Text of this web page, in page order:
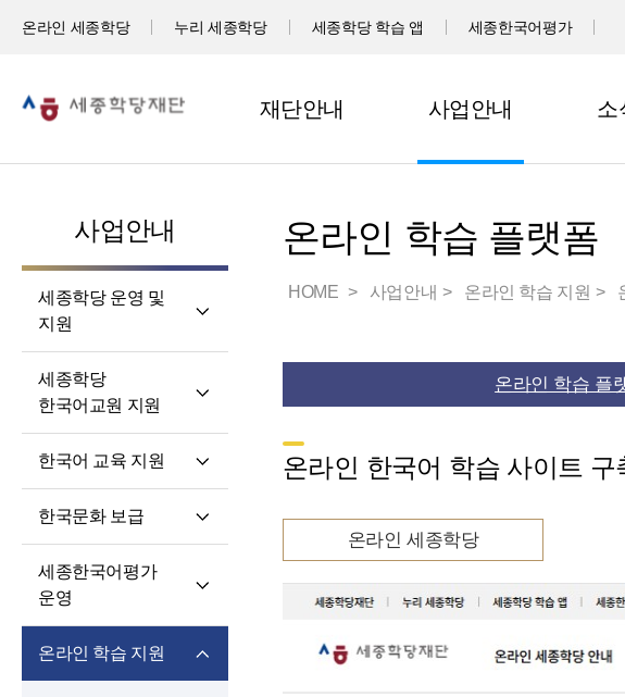
온라인 세종학당 누리 세종학당 세종학당 학습 앱 세종한국어평가
재단안내 사업안내 소
사업안내
세종학당 운영 및
지원
세종학당 신규 지정
세종학당 운영 지원
세종학당
한국어교원 지원
한국어교원의 직무와
핵심 역량
교원 전문성 강화
파견교원 지원
한국어 교육 지원
한국문화 보급
말하기 쓰기 대회
세종한국어평가
운영
온라인 학습 지원
온라인 학습 플랫폼
HOME 사업안내 온라인 학습 지원
온라인 학습 플
온라인 한국어 학습 사이트 구
온라인 세종학당